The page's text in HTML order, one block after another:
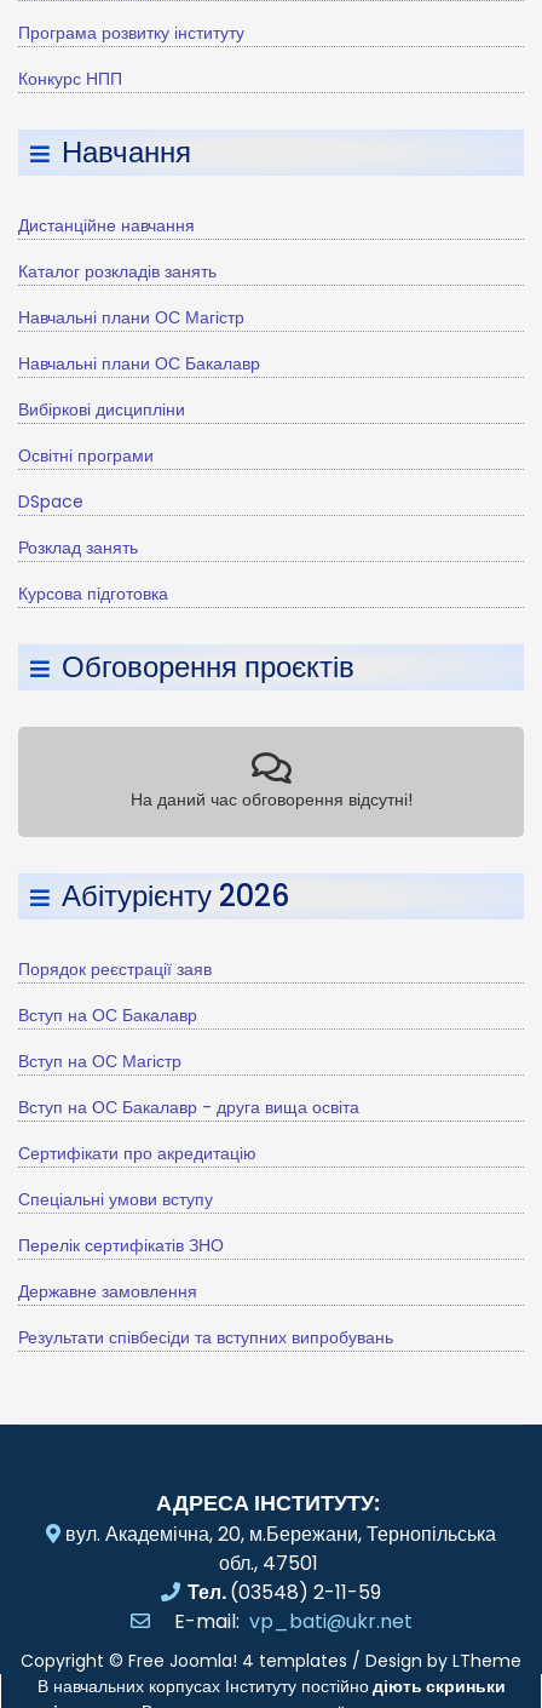
Програма розвитку інституту
Конкурс НПП
Навчання
Дистанційне навчання
Каталог розкладів занять
Навчальні плани ОС Магістр
Навчальні плани ОС Бакалавр
Вибіркові дисципліни
Освітні програми
DSpace
Розклад занять
Курсова підготовка
Обговорення проєктів
На даний час обговорення відсутні!
Абітурієнту 2026
Порядок реєстрації заяв
Вступ на ОС Бакалавр
Вступ на ОС Магістр
Вступ на ОС Бакалавр - друга вища освіта
Сертифікати про акредитацію
Спеціальні умови вступу
Перелік сертифікатів ЗНО
Державне замовлення
Результати співбесіди та вступних випробувань
АДРЕСА ІНСТИТУТУ:
вул. Академічна, 20, м.Бережани, Тернопільська
обл., 47501
Тел.(03548) 2-11-59
E-mail: vp_bati@ukr.net
Copyright © Free Joomla! 4 templates / Design by LTheme
В навчальних корпусах Інституту постійнодіють скриньки